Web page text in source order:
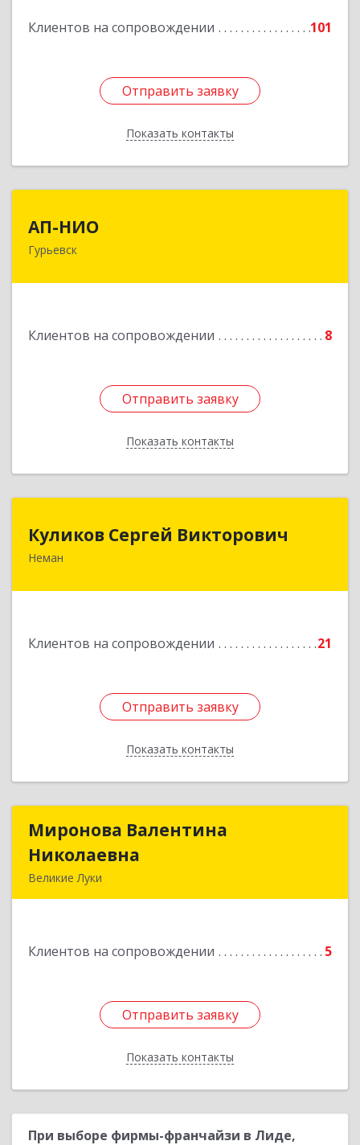
Клиентов на сопровождении 101
Отправить заявку
Показать контакты
Отправить заявку
Назад
АП-НИО
Гурьевск
Клиентов на сопровождении 8
Отправить заявку
Показать контакты
238300 Калининградская обл, Гурьевск г,
Отправить заявку
Назад
Куликов Сергей Викторович
Неман
Клиентов на сопровождении 21
Отправить заявку
Показать контакты
Куликов Сергей Викторович
Отправить заявку
Назад
Миронова Валентина
Николаевна
Великие Луки
Клиентов на сопровождении 5
Отправить заявку
Показать контакты
Миронова Валентина
Отправить заявку
Назад
При выборе фирмы-франчайзи в Лиде,